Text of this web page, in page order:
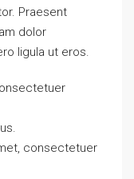
Praesent
dolor
ligula ut eros.
consectetuer